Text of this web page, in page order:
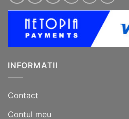
INFORMATII
Contact
Contul meu